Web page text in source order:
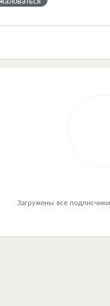
Загружены все подписчики